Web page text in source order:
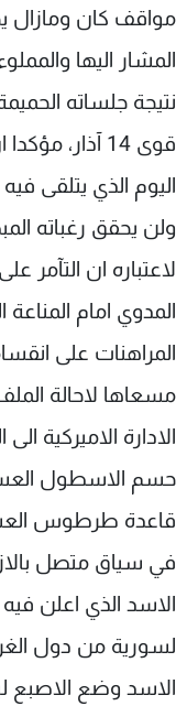
مواقف كان ومازال
المشار اليها
نتيجة جلساته
قوى 14 آذار،
اليوم الذي يتلقى
ولن يحقق رغباته
لاعتباره ان
المدوي امام
المراهنات على
مسعاها لاحالة
الادارة الاميركية
حسم الاسطول
قاعدة طرطوس
في سياق متصل
الاسد الذي اعلن
لسورية من دول
الاسد وضع الاصبع